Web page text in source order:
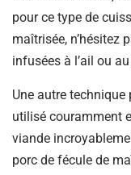
pour ce type de
maîtrisée, n’hésitez
infusées à l’ail ou
Une autre technique
utilisé couramment
viande
porc de fécule de